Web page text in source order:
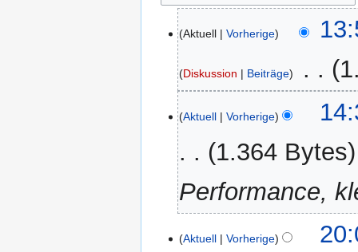
Oktober
2012
Aktuell Vorherige
Diskussion Beiträge
e
B
e
r
Mai
2012
Aktuell Vorherige
1.364 Bytes
Performance,
JanuarAktuell Vorherige